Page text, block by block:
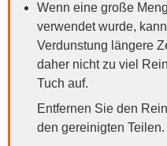
Wenn eine große
verwendet wurde,
Verdunstung längere
daher nicht zu viel
Tuch auf.
Entfernen Sie den
den gereinigten Teilen.